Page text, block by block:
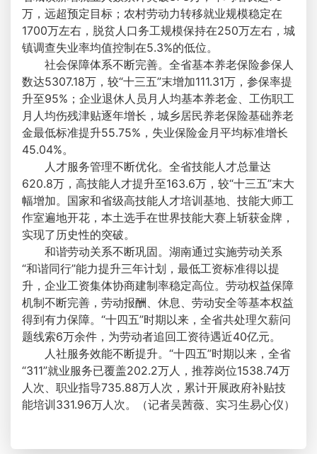
万，远超预定目标；农村劳动力转移就业规模稳定在
1700万左右，脱贫人口务工规模保持在250万左右，城
镇调查失业率均值控制在5.3%的低位。
社会保障体系不断完善。全省基本养老保险参保人
数达5307.18万，较“十三五”末增加111.31万，参保率提
升至95%；企业退休人员月人均基本养老金、工伤职工
月人均伤残津贴逐年增长，城乡居民养老保险基础养老
金最低标准提升55.75%，失业保险金月平均标准增长
45.04%。
人才服务管理不断优化。全省技能人才总量达
620.8万，高技能人才提升至163.6万，较“十三五”末大
幅增加。国家和省级高技能人才培训基地、技能大师工
作室遍地开花，本土选手在世界技能大赛上斩获金牌，
实现了历史性的突破。
和谐劳动关系不断巩固。湖南通过实施劳动关系
“和谐同行”能力提升三年计划，最低工资标准得以提
升，企业工资集体协商建制率稳定高位。劳动权益保障
机制不断完善，劳动报酬、休息、劳动安全等基本权益
得到有力保障。“十四五”时期以来，全省共处理欠薪问
题线索6万余件，为劳动者追回工资待遇近40亿元。
人社服务效能不断提升。“十四五”时期以来，全省
“311”就业服务已覆盖202.2万人，推荐岗位1538.74万
人次、职业指导735.88万人次，累计开展政府补贴技
能培训331.96万人次。（记者吴茜薇、实习生易心仪）